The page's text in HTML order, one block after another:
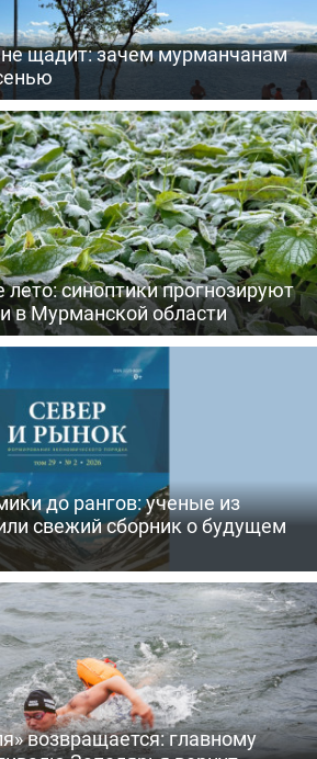
щадит: зачем мурманчанам
лето: синоптики прогнозируют
в Мурманской области
до рангов: ученые из
свежий сборник о будущем
возвращается: главному